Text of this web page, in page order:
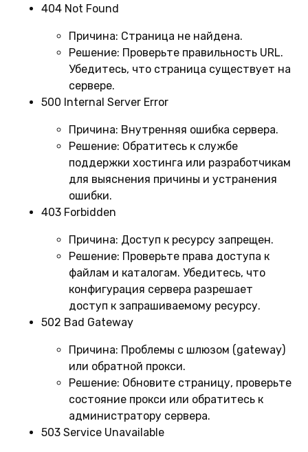
404 Not Found
Причина: Страница не найдена.
Решение: Проверьте правильность URL.
Убедитесь, что страница существует на
сервере.
500 Internal Server Error
Причина: Внутренняя ошибка сервера.
Решение: Обратитесь к службе
поддержки хостинга или разработчикам
для выяснения причины и устранения
ошибки.
403 Forbidden
Причина: Доступ к ресурсу запрещен.
Решение: Проверьте права доступа к
файлам и каталогам. Убедитесь, что
конфигурация сервера разрешает
доступ к запрашиваемому ресурсу.
502 Bad Gateway
Причина: Проблемы с шлюзом (gateway)
или обратной прокси.
Решение: Обновите страницу, проверьте
состояние прокси или обратитесь к
администратору сервера.
503 Service Unavailable